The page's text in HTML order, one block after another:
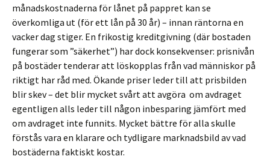
månadskostnaderna för lånet på pappret kan se
överkomliga ut (för ett lån på 30 år) – innan räntorna en
vacker dag stiger. En frikostig kreditgivning (där bostaden
fungerar som ”säkerhet”) har dock konsekvenser: prisnivån
på bostäder tenderar att löskopplas från vad människor på
riktigt har råd med. Ökande priser leder till att prisbilden
blir skev – det blir mycket svårt att avgöra om avdraget
egentligen alls leder till någon inbesparing jämfört med
om avdraget inte funnits. Mycket bättre för alla skulle
förstås vara en klarare och tydligare marknadsbild av vad
bostäderna faktiskt kostar.